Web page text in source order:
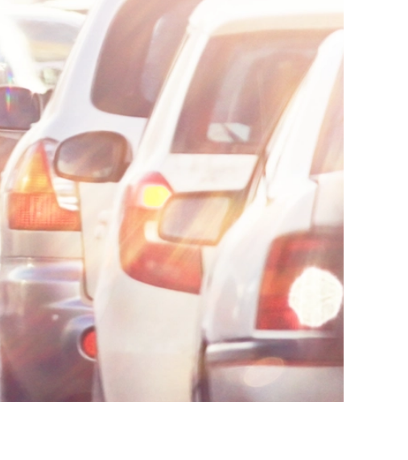
글로벌 파트너 로펌
고객의 소리
통합검색
AI대륜
업무사례
주요 업무사례
사례분석/최신동향
법률정보
법률지식인
고객후기
업무분야